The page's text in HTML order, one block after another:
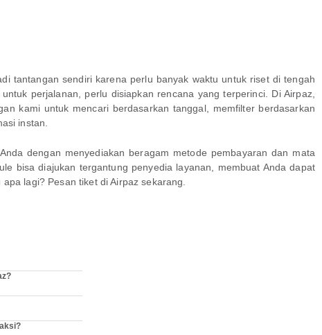
tantangan sendiri karena perlu banyak waktu untuk riset di tengah
perjalanan, perlu disiapkan rencana yang terperinci. Di Airpaz,
kami untuk mencari berdasarkan tanggal, memfilter berdasarkan
instan.
dengan menyediakan beragam metode pembayaran dan mata
bisa diajukan tergantung penyedia layanan, membuat Anda dapat
lagi? Pesan tiket di Airpaz sekarang.